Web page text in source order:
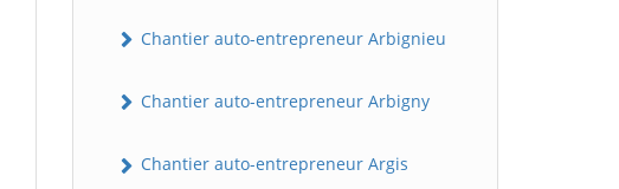
Chantier auto-entrepreneur Arbignieu
Chantier auto-entrepreneur Arbigny
Chantier auto-entrepreneur Argis